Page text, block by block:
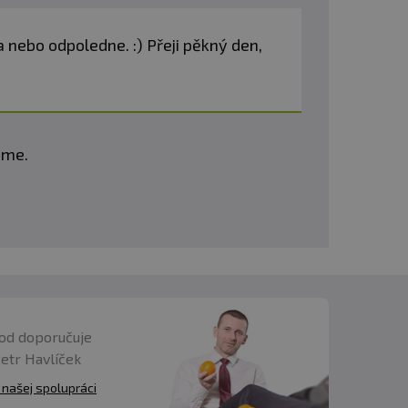
Rozmiešajte v 100-
odpoledne. :) Přeji pěkný den,
doporučuje
Havlíček
našej spolupráci